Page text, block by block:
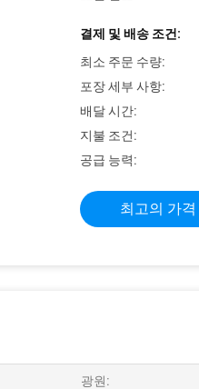
결제 및 배송 조건:
최소 주문 수량:
포장 세부 사항:
배달 시간:
지불 조건:
공급 능력:
최고의 가격
광원: